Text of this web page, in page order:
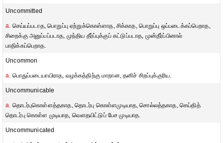
Uncommitted
a. செய்யப்படாத, பொறுப்பு ஏற்றுக்கொள்ளாத, சிக்காத, பொறுப்பு ஒப்படைக்கப்பெறாத,
சிறைக்கு அனுப்பப்படாத, முந்திய தீர்ப்புக்குப் கட்டுப்படாத, முன்தீர்ப்பினால்
பாதிக்கப்பெறாத.
Uncommon
a. பொதுப்படையாயிராத, வழக்கத்திற்கு மாறான, தனிச் சிறப்புக்குரிய.
Uncommunicable
a. தொடர்புகொள்ளத்தகாத, தொடர்பு கொள்ளமுடியாத, சொல்லத்தகாத, செய்தித்
தொடர்பு கொள்ள முடியாத, வௌதயிட்டுப் பேச முடியாத.
Uncommunicated